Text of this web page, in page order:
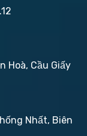
Hoà, Cầu Giấy
Nhất, Biên